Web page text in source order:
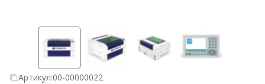
Артикул:00-00000022